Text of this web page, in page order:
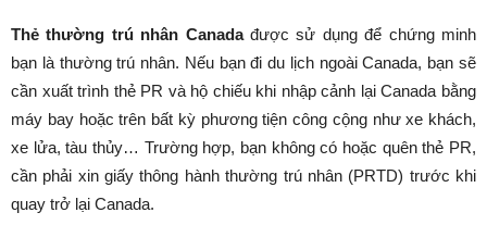
Thẻ thường trú nhân Canadađược sử dụng để chứng minh
bạn là thường trú nhân. Nếu bạn đi du lịch ngoài Canada, bạn sẽ
cần xuất trình thẻ PR và hộ chiếu khi nhập cảnh lại Canada bằng
máy bay hoặc trên bất kỳ phương tiện công cộng như xe khách,
xe lửa, tàu thủy… Trường hợp, bạn không có hoặc quên thẻ PR,
cần phải xin giấy thông hành thường trú nhân (PRTD) trước khi
quay trở lại Canada.